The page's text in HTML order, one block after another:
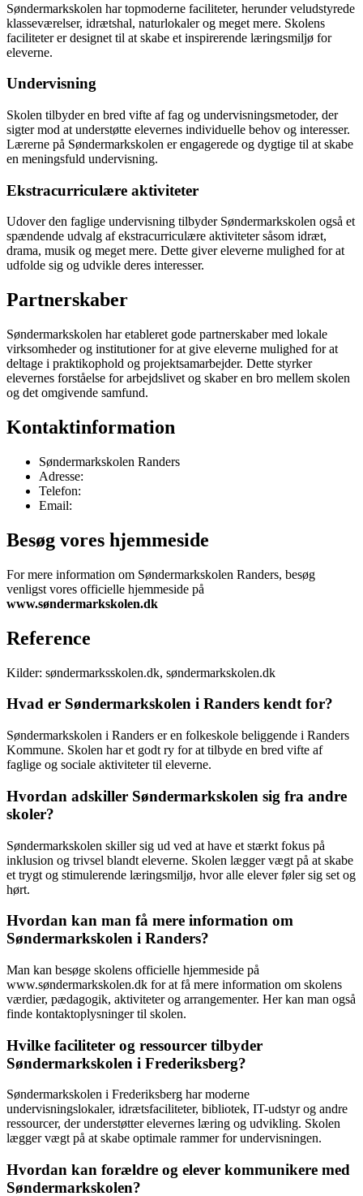
Søndermarkskolen har topmoderne faciliteter, herunder veludstyrede
klasseværelser, idrætshal, naturlokaler og meget mere. Skolens
faciliteter er designet til at skabe et inspirerende læringsmiljø for
eleverne.
Undervisning
Skolen tilbyder en bred vifte af fag og undervisningsmetoder, der
sigter mod at understøtte elevernes individuelle behov og interesser.
Lærerne på Søndermarkskolen er engagerede og dygtige til at skabe
en meningsfuld undervisning.
Ekstracurriculære aktiviteter
Udover den faglige undervisning tilbyder Søndermarkskolen også et
spændende udvalg af ekstracurriculære aktiviteter såsom idræt,
drama, musik og meget mere. Dette giver eleverne mulighed for at
udfolde sig og udvikle deres interesser.
Partnerskaber
Søndermarkskolen har etableret gode partnerskaber med lokale
virksomheder og institutioner for at give eleverne mulighed for at
deltage i praktikophold og projektsamarbejder. Dette styrker
elevernes forståelse for arbejdslivet og skaber en bro mellem skolen
og det omgivende samfund.
Kontaktinformation
Søndermarkskolen Randers
Adresse:
Telefon:
Email:
Besøg vores hjemmeside
For mere information om Søndermarkskolen Randers, besøg
venligst vores officielle hjemmeside på
www.søndermarkskolen.dk
Reference
Kilder: søndermarksskolen.dk, søndermarkskolen.dk
Hvad er Søndermarkskolen i Randers kendt for?
Søndermarkskolen i Randers er en folkeskole beliggende i Randers
Kommune. Skolen har et godt ry for at tilbyde en bred vifte af
faglige og sociale aktiviteter til eleverne.
Hvordan adskiller Søndermarkskolen sig fra andre
skoler?
Søndermarkskolen skiller sig ud ved at have et stærkt fokus på
inklusion og trivsel blandt eleverne. Skolen lægger vægt på at skabe
et trygt og stimulerende læringsmiljø, hvor alle elever føler sig set og
hørt.
Hvordan kan man få mere information om
Søndermarkskolen i Randers?
Man kan besøge skolens officielle hjemmeside på
www.søndermarkskolen.dk for at få mere information om skolens
værdier, pædagogik, aktiviteter og arrangementer. Her kan man også
finde kontaktoplysninger til skolen.
Hvilke faciliteter og ressourcer tilbyder
Søndermarkskolen i Frederiksberg?
Søndermarkskolen i Frederiksberg har moderne
undervisningslokaler, idrætsfaciliteter, bibliotek, IT-udstyr og andre
ressourcer, der understøtter elevernes læring og udvikling. Skolen
lægger vægt på at skabe optimale rammer for undervisningen.
Hvordan kan forældre og elever kommunikere med
Søndermarkskolen?